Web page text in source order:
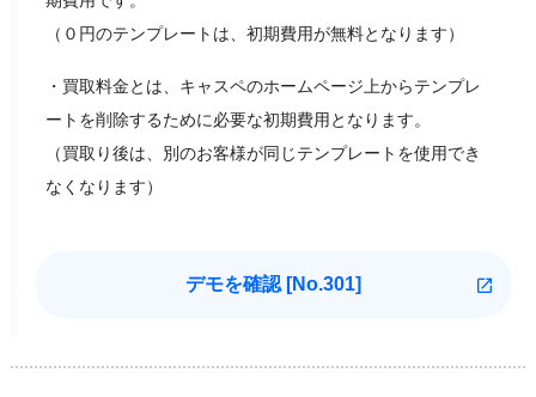
（０円のテンプレートは、初期費用が無料となります）
・買取料金とは、キャスペのホームページ上からテンプレ
ートを削除するために必要な初期費用となります。
（買取り後は、別のお客様が同じテンプレートを使用でき
なくなります）
デモを確認 [No.301]